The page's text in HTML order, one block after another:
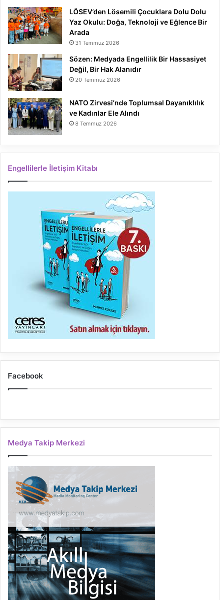
LÖSEV’den Lösemili Çocuklara Dolu Dolu
Yaz Okulu: Doğa, Teknoloji ve Eğlence Bir
Arada
31 Temmuz 2026
Sözen: Medyada Engellilik Bir Hassasiyet
Değil, Bir Hak Alanıdır
20 Temmuz 2026
NATO Zirvesi’nde Toplumsal Dayanıklılık
ve Kadınlar Ele Alındı
8 Temmuz 2026
Engellilerle İletişim Kitabı
Facebook
Medya Takip Merkezi